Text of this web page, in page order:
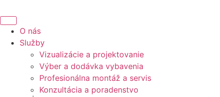
na
obsahO nás
Služby
Vizualizácie a projektovanie
Výber a dodávka vybavenia
Profesionálna montáž a servis
Konzultácia a poradenstvo